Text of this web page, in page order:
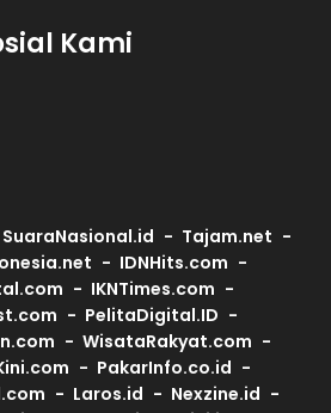
Kami
SuaraNasional.id
Tajam.net
IDNHits.com
IKNTimes.com
PelitaDigital.ID
WisataRakyat.com
PakarInfo.co.id
Laros.id
Nexzine.id